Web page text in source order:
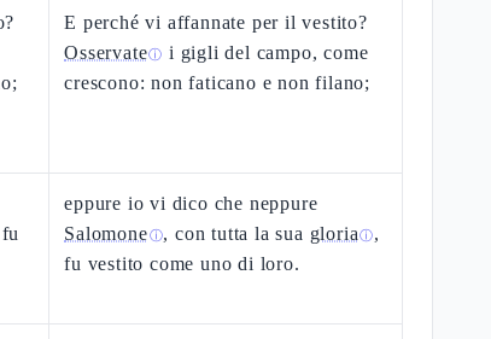
E perché vi affannate per il vestito?
Osservateⓘ i gigli del campo, come
crescono: non faticano e non filano;
eppure io vi dico che neppure
Salomoneⓘ, con tutta la sua gloria ⓘ,
fu vestito come uno di loro.